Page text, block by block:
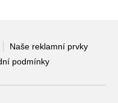
Naše reklamní prvky
podmínky